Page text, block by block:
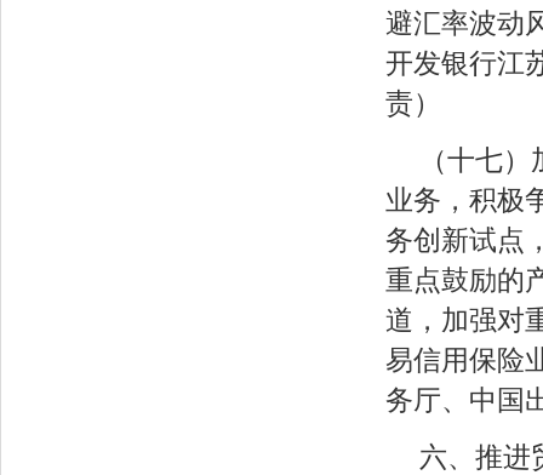
避汇率波动
开发银行江
责）
（十七
业务，积极
务创新试点
重点鼓励的
道，加强对
易信用保险
务厅、中国
六、推进